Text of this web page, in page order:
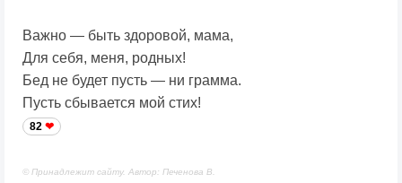
Важно — быть здоровой, мама,
Для себя, меня, родных!
Бед не будет пусть — ни грамма.
Пусть сбывается мой стих!
82
© Принадлежит сайту. Автор: Печенова В.